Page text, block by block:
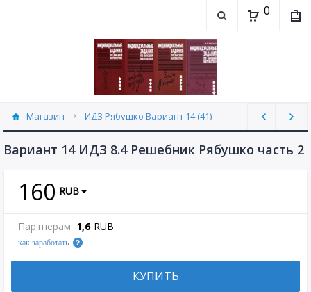
0
Магазин ИДЗ Рябушко Вариант 14 (41)
Вариант 14 ИДЗ 8.4 Решебник Рябушко часть 2
160 RUB
Партнерам 1,6 RUB
как заработать
КУПИТЬ